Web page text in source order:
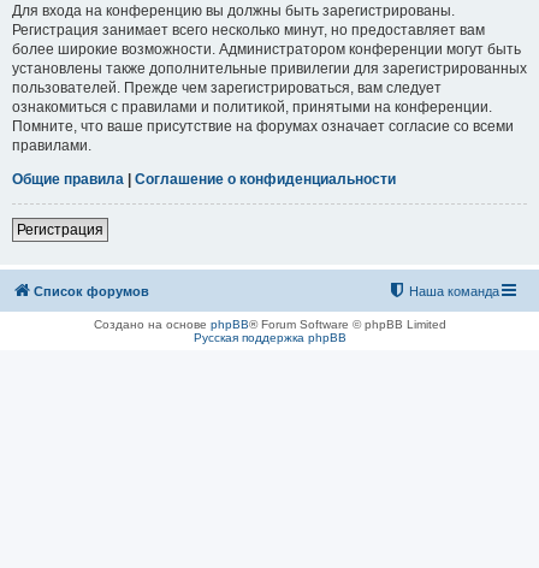
Для входа на конференцию вы должны быть зарегистрированы.
Регистрация занимает всего несколько минут, но предоставляет вам
более широкие возможности. Администратором конференции могут быть
установлены также дополнительные привилегии для зарегистрированных
пользователей. Прежде чем зарегистрироваться, вам следует
ознакомиться с правилами и политикой, принятыми на конференции.
Помните, что ваше присутствие на форумах означает согласие со всеми
правилами.
Общие правила | Соглашение о конфиденциальности
Регистрация
Список форумов Наша команда
Создано на основе phpBB® Forum Software © phpBB Limited
Русская поддержка phpBB